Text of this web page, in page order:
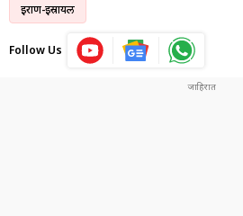
इराण-इस्रायल
Follow Us